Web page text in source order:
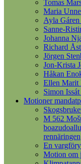
Tomas
Maria
Ayla
Sanne-
Johanna
Richard
Jörgen
Jon-Krista
Håkan
Ellen Marit
Simon
Motioner
M 562
rennäringen
En
Motion om